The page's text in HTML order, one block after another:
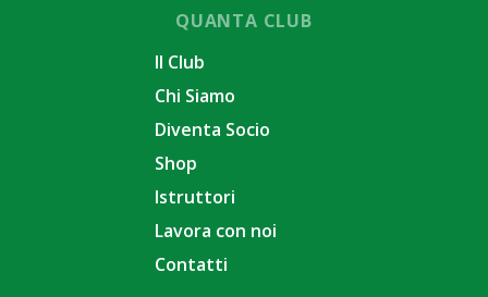
QUANTA CLUB
Il Club
Chi Siamo
Diventa Socio
Shop
Istruttori
Lavora con noi
Contatti